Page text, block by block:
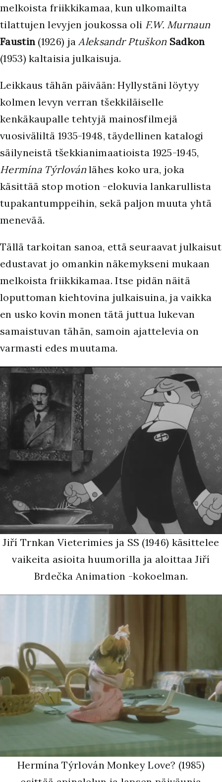
melkoista friikkikamaa, kun ulkomailta
tilattujen levyjen joukossa oli F.W. Murnaun
Faustin (1926) ja Aleksandr Ptuškon Sadkon
(1953) kaltaisia julkaisuja.
Leikkaus tähän päivään: Hyllystäni löytyy
kolmen levyn verran tšekkiläiselle
kenkäkaupalle tehtyjä mainosfilmejä
vuosiväliltä 1935-1948, täydellinen katalogi
säilyneistä tšekkianimaatioista 1925-1945,
Hermína Týrlovánlähes koko ura, joka
käsittää stop motion -elokuvia lankarullista
tupakantumppeihin, sekä paljon muuta yhtä
menevää.
Tällä tarkoitan sanoa, että seuraavat julkaisut
edustavat jo omankin näkemykseni mukaan
melkoista friikkikamaa. Itse pidän näitä
loputtoman kiehtovina julkaisuina, ja vaikka
en usko kovin monen tätä juttua lukevan
samaistuvan tähän, samoin ajattelevia on
varmasti edes muutama.
Jiří Trnkan Vieterimies ja SS (1946) käsittelee
vaikeita asioita huumorilla ja aloittaa Jiří
Brdečka Animation -kokoelman.
Hermína Týrlován Monkey Love? (1985)